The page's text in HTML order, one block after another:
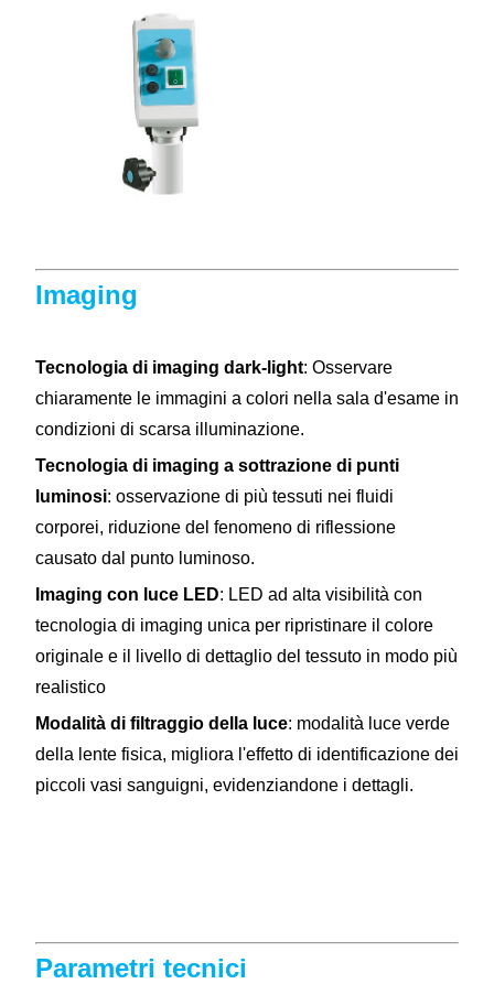
Imaging
Tecnologia di imaging dark-light: Osservare
chiaramente le immagini a colori nella sala d'esame in
condizioni di scarsa illuminazione.
Tecnologia di imaging a sottrazione di punti
luminosi: osservazione di più tessuti nei fluidi
corporei, riduzione del fenomeno di riflessione
causato dal punto luminoso.
Imaging con luce LED: LED ad alta visibilità con
tecnologia di imaging unica per ripristinare il colore
originale e il livello di dettaglio del tessuto in modo più
realistico
Modalità di filtraggio della luce: modalità luce verde
della lente fisica, migliora l'effetto di identificazione dei
piccoli vasi sanguigni, evidenziandone i dettagli.
Parametri tecnici